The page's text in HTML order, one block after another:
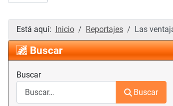
Está aquí: Inicio Reportajes Las
Buscar
Buscar
Buscar